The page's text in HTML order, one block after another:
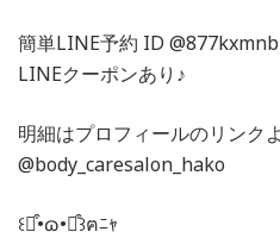
簡単LINE予約 ID @877kxmnb
LINEクーポンあり♪
明細はプロフィールのリンク
@body_caresalon_hako
꒰⌯͒•ɷ•⌯͒꒱ฅﾆｬ